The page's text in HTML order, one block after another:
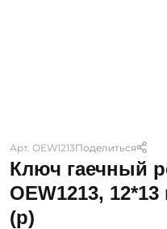
Арт. OEW1213Поделиться
Ключ гаечный
OEW1213,
(р)